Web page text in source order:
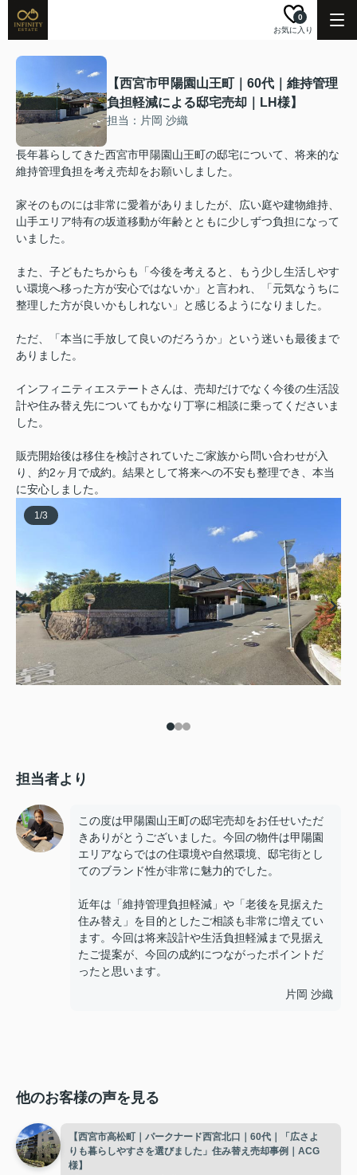
お気に入り
0
【西宮市甲陽園山王町｜60代｜維持管理
負担軽減による邸宅売却｜LH様】
担当：片岡 沙織
長年暮らしてきた西宮市甲陽園山王町の邸宅について、将来的な
維持管理負担を考え売却をお願いしました。
家そのものには非常に愛着がありましたが、広い庭や建物維持、
山手エリア特有の坂道移動が年齢とともに少しずつ負担になって
いました。
また、子どもたちからも「今後を考えると、もう少し生活しやす
い環境へ移った方が安心ではないか」と言われ、「元気なうちに
整理した方が良いかもしれない」と感じるようになりました。
ただ、「本当に手放して良いのだろうか」という迷いも最後まで
ありました。
インフィニティエステートさんは、売却だけでなく今後の生活設
計や住み替え先についてもかなり丁寧に相談に乗ってくださいま
した。
販売開始後は移住を検討されていたご家族から問い合わせが入
り、約2ヶ月で成約。結果として将来への不安も整理でき、本当
に安心しました。
1/3
担当者より
この度は甲陽園山王町の邸宅売却をお任せいただ
きありがとうございました。今回の物件は甲陽園
エリアならではの住環境や自然環境、邸宅街とし
てのブランド性が非常に魅力的でした。
近年は「維持管理負担軽減」や「老後を見据えた
住み替え」を目的としたご相談も非常に増えてい
ます。今回は将来設計や生活負担軽減まで見据え
たご提案が、今回の成約につながったポイントだ
ったと思います。
片岡 沙織
他のお客様の声を見る
【西宮市高松町｜パークナード西宮北口｜60代｜「広さよ
りも暮らしやすさを選びました」住み替え売却事例｜ACG
様】